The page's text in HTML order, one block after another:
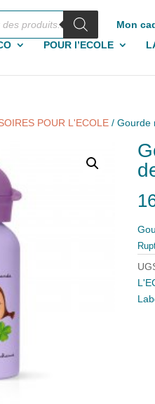
Mon
POUR l’ECOLE
POUR L'ECOLE / Gourde